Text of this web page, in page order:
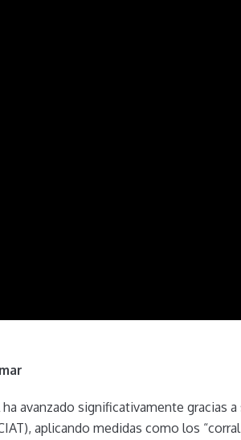
avanzado significativamente gracias
aplicando medidas como los